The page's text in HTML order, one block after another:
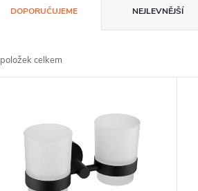
DOPORUČUJEME NEJLEVNĚJŠÍ
položek celkem